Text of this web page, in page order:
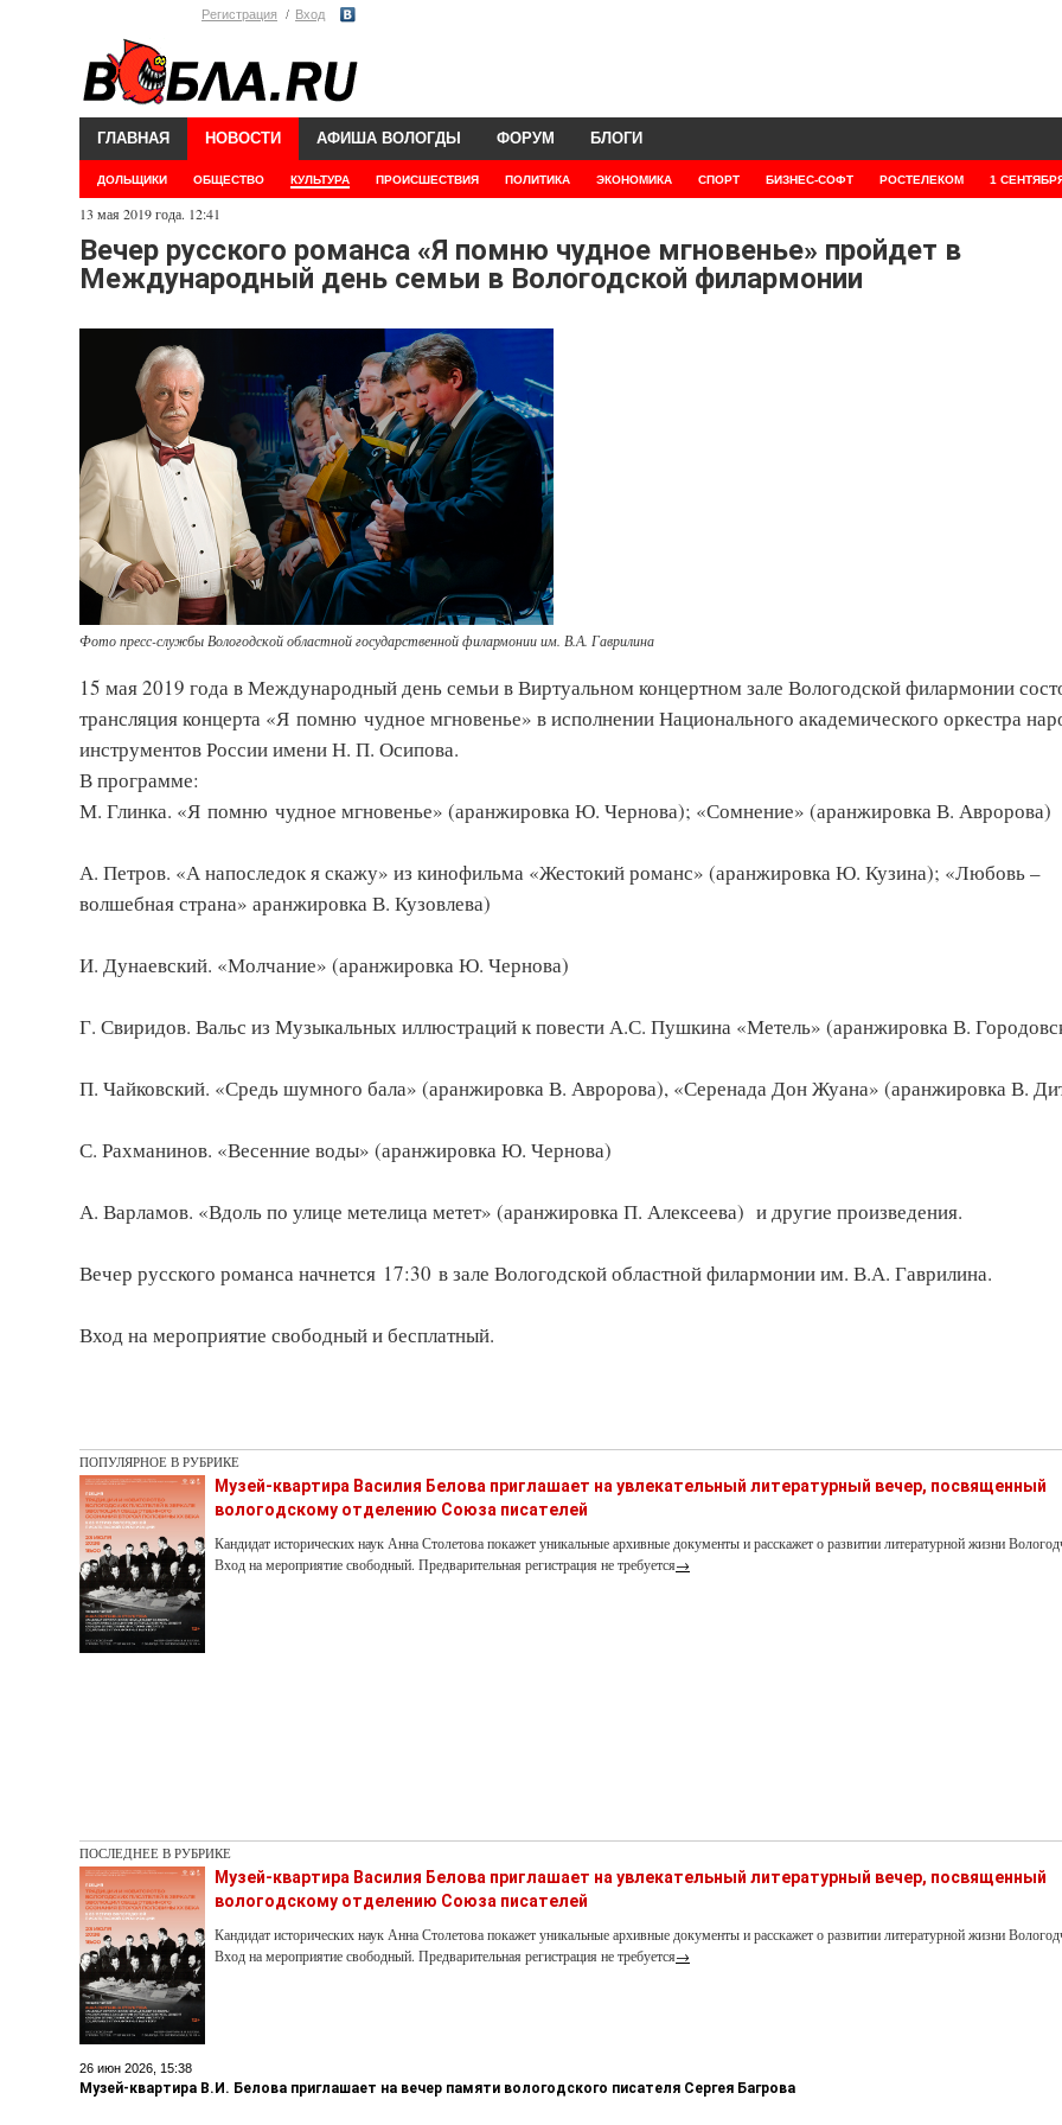
Регистрация Вход
ГЛАВНАЯ НОВОСТИ
ДОЛЬЩИКИ ОБЩЕСТВО КУЛЬТУРА ПРОИСШЕСТВИЯ ПОЛИТИКА ЭКОНОМИКА СПОРТ БИЗНЕС-СОФТ РОСТЕЛЕКОМ 1
АФИША ВОЛОГДЫ ФОРУМ БЛОГИ
13 мая 2019 года. 12:41
Вечер русского романса «Я помню чудное мгновенье» пройдет в
Международный день семьи в Вологодской филармонии
Фото пресс-службы Вологодской областной государственной филармонии им. В.А. Гаврилина
15 мая 2019 года в Международный день семьи в Виртуальном концертном зале Вологодской филармонии
трансляция концерта «Я помню чудное мгновенье» в исполнении Национального академического оркестра
инструментов России имени Н. П. Осипова.
В программе:
М. Глинка. «Я помню чудное мгновенье» (аранжировка Ю. Чернова); «Сомнение» (аранжировка В. Авророва)
А. Петров. «А напоследок я скажу» из кинофильма «Жестокий романс» (аранжировка Ю. Кузина); «Любовь –
волшебная страна» аранжировка В. Кузовлева)
И. Дунаевский. «Молчание» (аранжировка Ю. Чернова)
Г. Свиридов. Вальс из Музыкальных иллюстраций к повести А.С. Пушкина «Метель» (аранжировка В.
П. Чайковский. «Средь шумного бала» (аранжировка В. Авророва), «Серенада Дон Жуана» (аранжировка В.
С. Рахманинов. «Весенние воды» (аранжировка Ю. Чернова)
А. Варламов. «Вдоль по улице метелица метет» (аранжировка П. Алексеева) и другие произведения.
Вечер русского романса начнется 17:30 в зале Вологодской областной филармонии им. В.А. Гаврилина.
Вход на мероприятие свободный и бесплатный.
ПОПУЛЯРНОЕ В РУБРИКЕ
Музей-квартира Василия Белова приглашает на увлекательный литературный вечер, посвященный
вологодскому отделению Союза писателей
Кандидат исторических наук Анна Столетова покажет уникальные архивные документы и расскажет о развитии литературной жизни
Вход на мероприятие свободный. Предварительная регистрация не требуется→
ПОСЛЕДНЕЕ В РУБРИКЕ
Музей-квартира Василия Белова приглашает на увлекательный литературный вечер, посвященный
вологодскому отделению Союза писателей
Кандидат исторических наук Анна Столетова покажет уникальные архивные документы и расскажет о развитии литературной жизни
Вход на мероприятие свободный. Предварительная регистрация не требуется→
26 июн 2026, 15:38
Музей-квартира В.И. Белова приглашает на вечер памяти вологодского писателя Сергея Багрова